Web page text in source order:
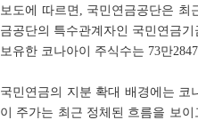
보도에 따르면, 국민연금공단은 최
금공단의 특수관계자인 국민연금
보유한 코나아이 주식수는 73만
국민연금의 지분 확대 배경에는
이 주가는 최근 정체된 흐름을 보